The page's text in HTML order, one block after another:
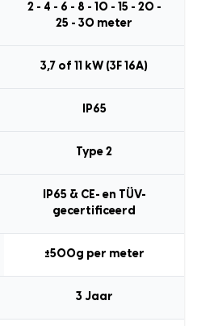
2 - 4 - 6 - 8 - 10 - 15 - 20 -
25 - 30 meter
3,7 of 11 kW (3F 16A)
IP65
Type 2
IP65 & CE- en TÜV-
gecertificeerd
±500g per meter
3 Jaar